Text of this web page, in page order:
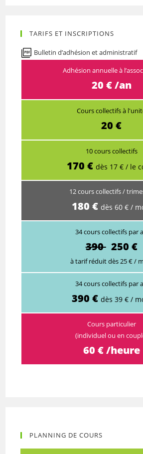
TARIFS ET INSCRIPTIONS
Bulletin d’adhésion et administratif
Adhésion annuelle à
20 € /an
Cours collectifs à
20 €
10 cours collectifs
170 € dès 17 € / le
12 cours collectifs /
180 €dès 60 € /
34 cours collectifs par
390250 €
à tarif réduit dès 25 € /
34 cours collectifs par
390 €dès 39 € /
Cours particulier
(individuel ou en
60 € /heure
PLANNING DE COURS